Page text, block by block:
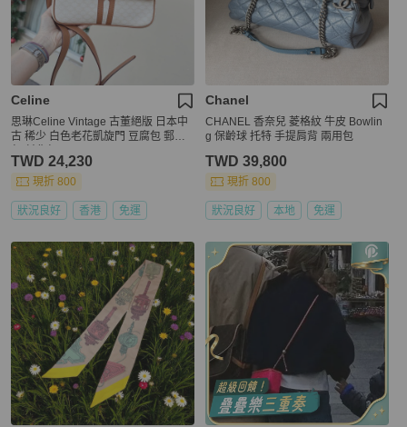
Celine
思琳Celine Vintage 古董絕版 日本中
古 稀少 白色老花凱旋門 豆腐包 郵差
TWD 24,230
現折 800
狀況良好 香港 免運
Chanel
CHANEL 香奈兒 菱格紋 牛皮 Bowlin
g 保齡球 托特 手提肩背 兩用包
TWD 39,800
現折 800
狀況良好 本地 免運